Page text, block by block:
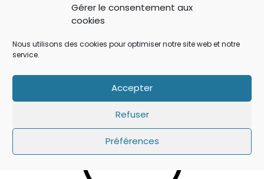
Gérer le consentement aux
cookies
Nous utilisons des cookies pour optimiser notre site web et notre
service.
Accepter
Refuser
Préférences
IOS 14: APPLE A AJOUTÉ UN BOUTON